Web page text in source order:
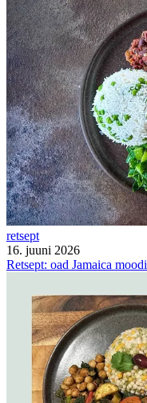
retsept
16. juuni 2026
Retsept: oad Jamaica moodi